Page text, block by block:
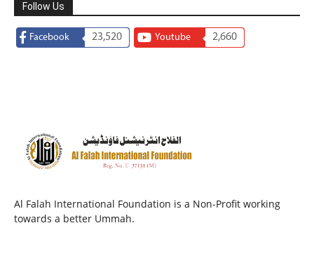
Follow Us
Facebook 23,520 Youtube 2,660
Al Falah International Foundation is a Non-Profit working
towards a better Ummah.